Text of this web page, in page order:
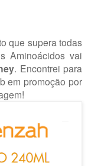
que supera todas
Aminoácidos vai
. Encontrei para
em promoção por